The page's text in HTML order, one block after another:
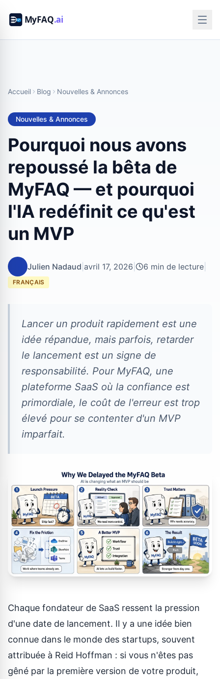
Accueil Blog Nouvelles & Annonces
Nouvelles & Annonces
Pourquoi nous avons
repoussé la bêta de
MyFAQ — et pourquoi
l'IA redéfinit ce qu'est
un MVP
Julien Nadaud avril 17, 2026 6 min de lecture
FRANÇAIS
Lancer un produit rapidement est une
idée répandue, mais parfois, retarder
le lancement est un signe de
responsabilité. Pour MyFAQ, une
plateforme SaaS où la confiance est
primordiale, le coût de l'erreur est trop
élevé pour se contenter d'un MVP
imparfait.
Chaque fondateur de SaaS ressent la pression
d'une date de lancement. Il y a une idée bien
connue dans le monde des startups, souvent
attribuée à Reid Hoffman : si vous n'êtes pas
gêné par la première version de votre produit,